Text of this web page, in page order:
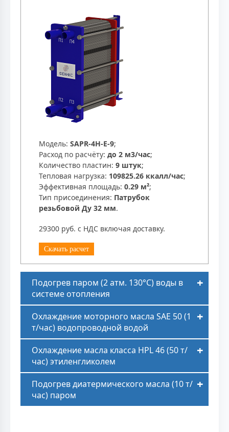
Модель: SAPR-4H-E-9;
Расход по расчёту: до 2 м3/час;
Количество пластин: 9 штук;
Тепловая нагрузка: 109825.26 ккалл/час;
Эффективная площадь: 0.29 м²;
Тип присоединения: Патрубок
резьбовой Ду 32 мм.
29300 руб. с НДС включая доставку.
Скачать расчет
Подогрев паром (2 атм. 130°C) воды в
системе отопления
Охлаждение моторного масла SAE 50 (1
т/час) водопроводной водой
Охлаждение масла класса HPL 46 (50 т/
час) этиленгликолем
Подогрев диатермического масла (10 т/
час) паром